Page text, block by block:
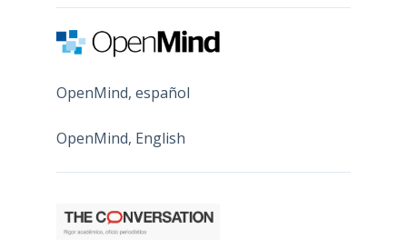
OpenMind, español
OpenMind, English